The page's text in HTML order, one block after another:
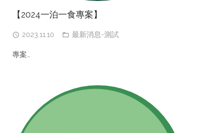
【2024一泊一食專案】
2023.11.10 最新消息-測試
專案…